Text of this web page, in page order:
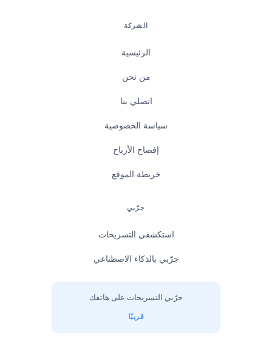
الشركة
الرئيسية
من نحن
اتصلي بنا
سياسة الخصوصية
إفصاح الأرباح
خريطة الموقع
جرّبي
استكشفي التسريحات
جرّبي بالذكاء الاصطناعي
جرّبي التسريحات على هاتفك
قريبًا